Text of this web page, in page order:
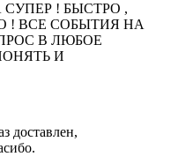
! БЫСТРО ,
! ВСЕ СОБЫТИЯ НА
В ЛЮБОЕ
И
доставлен,